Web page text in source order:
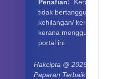
Penafian: Kerajaan
tidak bertanggungjawab
kehilangan/ kerosakan
kerana menggunakan
portal ini
Hakcipta @ 2026
Paparan Terbaik Di